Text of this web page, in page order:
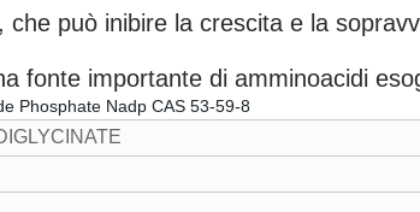
può inibire la crescita e la
fonte importante di amminoacidi